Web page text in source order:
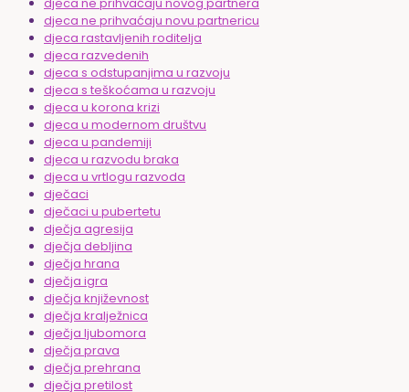
djeca ne prihvaćaju novu partnericu
djeca rastavljenih roditelja
djeca razvedenih
djeca s odstupanjima u razvoju
djeca s teškoćama u razvoju
djeca u korona krizi
djeca u modernom društvu
djeca u pandemiji
djeca u razvodu braka
djeca u vrtlogu razvoda
dječaci
dječaci u pubertetu
dječja agresija
dječja debljina
dječja hrana
dječja igra
dječja književnost
dječja kralježnica
dječja ljubomora
dječja prava
dječja prehrana
dječja pretilost